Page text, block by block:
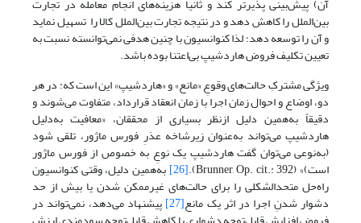
آن) پیش‌بینی پذیرتر کند و ثانیا هزینه‌های انجام معامله در تجارت
بین‌الملل را کاهش دهد و در نتیجه تجارت بین‌الملل کالا را تسهیل نماید
و آن را توسعه دهد؛ لذا کنوانسیون با چنین هدفی نمی‌توانسته نسبت به
تعیین تکلیف فروض هاردشیپ بی‌اعتنا بوده باشد.
ویژگی مشترکِ حالت‌های وقوعِ «مانع» و «هاردشیپ» این است که: در هر
دو، اوضاع ‌و احوال زمان اجرا با زمان انعقاد قرارداد، متفاوت می‌شوند و
دقیقاً به‌همین دلیل ازنظر بسیاری از محققان، «معافیت به‌دلیل
هاردشیپ می‌تواند به‌عنوان زیرشاخه عذرِ فورس ماژور، تلقی شود
(به‌نوعی می‌توان گفت هاردشیپ یک نوعِ به خصوص از فورس ماژور
است)» (Brunner, Op. cit.: 392). [26] به‌همین دلیل، وقتی کنوانسیون
راه‌حل متحدالشکلی را برای حالت‌های غیرممکن شدن یا بیش از حد
دشوار شدنِ اجرا در اثر یک مانع[27] پیشنهاد می‌دهد، نمی‌تواند در